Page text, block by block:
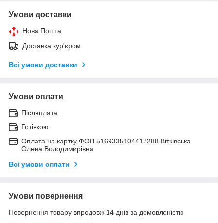
Умови доставки
Нова Пошта
Доставка кур'єром
Всі умови доставки
Умови оплати
Післяплата
Готівкою
Оплата на картку ФОП 5169335104417288 Вітківська
Олена Володимирівна
Всі умови оплати
Умови повернення
Повернення товару впродовж 14 днів за домовленістю